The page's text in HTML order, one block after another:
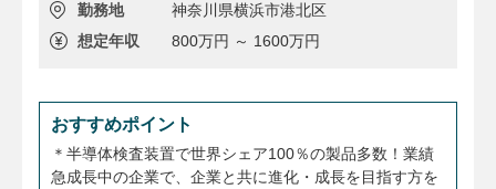
勤務地
神奈川県横浜市港北区
想定年収
800万円 ～ 1600万円
おすすめポイント
＊半導体検査装置で世界シェア100％の製品多数！業績
急成長中の企業で、企業と共に進化・成長を目指す方を